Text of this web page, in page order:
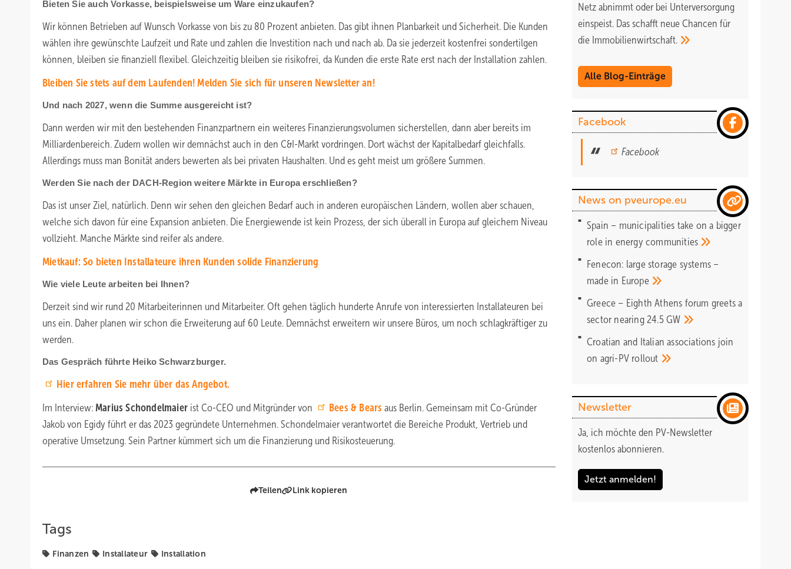
Bieten Sie auch Vorkasse, beispielsweise um Ware einzukaufen?
Wir können Betrieben auf Wunsch Vorkasse von bis zu 80 Prozent anbieten. Das gibt ihnen Planbarkeit und Sicherheit. Die Kunden
wählen ihre gewünschte Laufzeit und Rate und zahlen die Investition nach und nach ab. Da sie jederzeit kostenfrei sondertilgen
können, bleiben sie finanziell flexibel. Gleichzeitig bleiben sie risikofrei, da Kunden die erste Rate erst nach der Installation zahlen.
Bleiben Sie stets auf dem Laufenden! Melden Sie sich für unseren Newsletter an!
Und nach 2027, wenn die Summe ausgereicht ist?
Dann werden wir mit den bestehenden Finanzpartnern ein weiteres Finanzierungsvolumen sicherstellen, dann aber bereits im
Milliardenbereich. Zudem wollen wir demnächst auch in den C&I-Markt vordringen. Dort wächst der Kapitalbedarf gleichfalls.
Allerdings muss man Bonität anders bewerten als bei privaten Haushalten. Und es geht meist um größere Summen.
Werden Sie nach der DACH-Region weitere Märkte in Europa erschließen?
Das ist unser Ziel, natürlich. Denn wir sehen den gleichen Bedarf auch in anderen europäischen Ländern, wollen aber schauen,
welche sich davon für eine Expansion anbieten. Die Energiewende ist kein Prozess, der sich überall in Europa auf gleichem Niveau
vollzieht. Manche Märkte sind reifer als andere.
Mietkauf: So bieten Installateure ihren Kunden solide Finanzierung
Wie viele Leute arbeiten bei Ihnen?
Derzeit sind wir rund 20 Mitarbeiterinnen und Mitarbeiter. Oft gehen täglich hunderte Anrufe von interessierten Installateuren bei
uns ein. Daher planen wir schon die Erweiterung auf 60 Leute. Demnächst erweitern wir unsere Büros, um noch schlagkräftiger zu
werden.
Das Gespräch führte Heiko Schwarzburger.
Hier erfahren Sie mehr über das Angebot.
Im Interview: Marius Schondelmaier ist Co-CEO und Mitgründer von Bees & Bears aus Berlin. Gemeinsam mit Co-Gründer
Jakob von Egidy führt er das 2023 gegründete Unternehmen. Schondelmaier verantwortet die Bereiche Produkt, Vertrieb und
operative Umsetzung. Sein Partner kümmert sich um die Finanzierung und Risikosteuerung.
Teilen Link kopieren
Tags
Finanzen Installateur Installation
Netz abnimmt oder bei Unterversorgung
einspeist. Das schafft neue Chancen für
die Immobilienwirtschaft.
Alle Blog-Einträge
Facebook
Facebook
News on pveurope.eu
Spain – municipalities take on a bigger
role in energy communities
Fenecon: large storage systems –
made in Europe
Greece – Eighth Athens forum greets a
sector nearing 24.5 GW
Croatian and Italian associations join
on agri-PV rollout
Newsletter
Ja, ich möchte den PV-Newsletter
kostenlos abonnieren.
Jetzt anmelden!